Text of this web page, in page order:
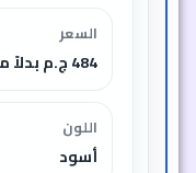
السعر
484 ج.م بدلاً من 969 ج.م (خصم 50%)
اللون
أسود